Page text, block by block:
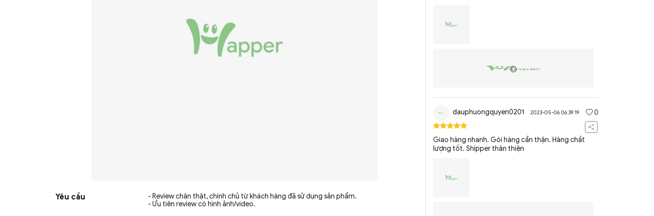
Yêu cầu
- Review chân thật, chính chủ từ khách hàng đã sử dụng sản phẩm.
- Ưu tiên review có hình ảnh/video.
dauphuongquyen0201 2023-05-06 06:39:19 0
Giao hàng nhanh. Gói hàng cẩn thận. Hàng chất
lượng tốt. Shipper thân thiện